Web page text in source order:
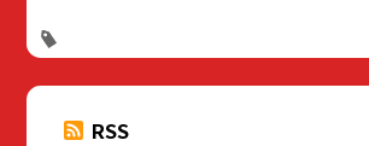
RSS